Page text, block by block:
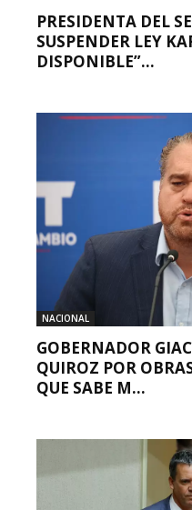
PRESIDENTA DEL
SUSPENDER LEY
DISPONIBLE”...
NACIONAL
GOBERNADOR
QUIROZ POR
QUE SABE M...